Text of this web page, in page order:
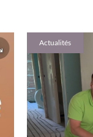
Actualités